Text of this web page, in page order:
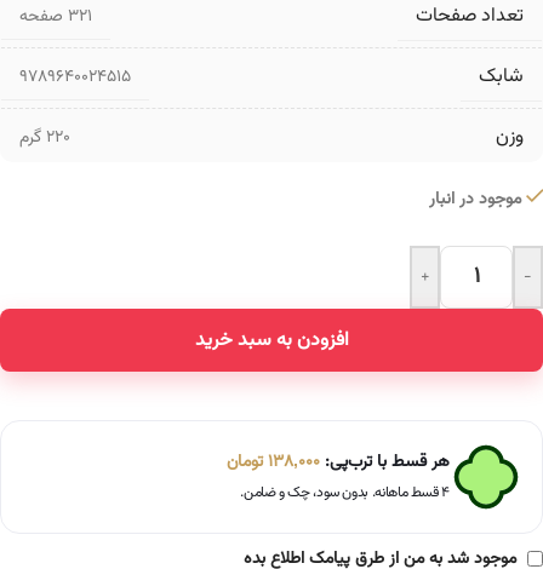
تعداد صفحات ۳۲۱ صفحه
شابک 9789640024515
وزن 220 گرم
موجود در انبار
-
+
افزودن به سبد خرید
Alternative:
هر قسط با ترب‌پی: 138,000تومان
۴ قسط ماهانه. بدون سود، چک و ضامن.
موجود شد به من از طرق پیامک اطلاع بده